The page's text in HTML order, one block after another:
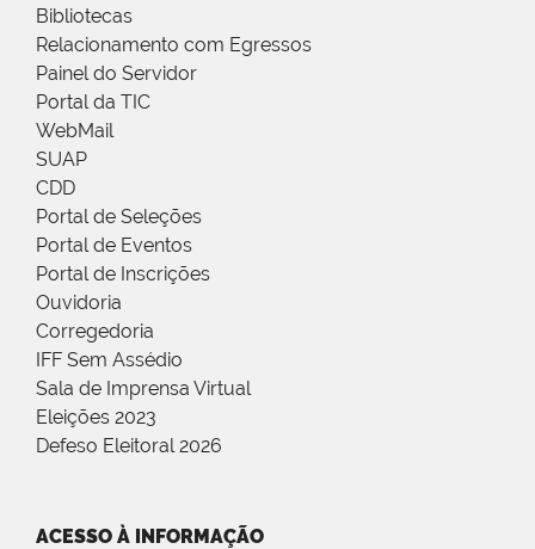
Bibliotecas
Relacionamento com Egressos
Painel do Servidor
Portal da TIC
WebMail
SUAP
CDD
Portal de Seleções
Portal de Eventos
Portal de Inscrições
Ouvidoria
Corregedoria
IFF Sem Assédio
Sala de Imprensa Virtual
Eleições 2023
Defeso Eleitoral 2026
ACESSO À INFORMAÇÃO